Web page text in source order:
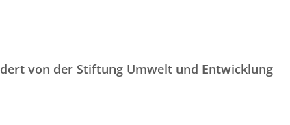
von der Stiftung Umwelt und Entwicklung